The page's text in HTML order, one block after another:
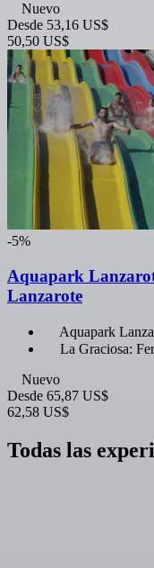
Nuevo
Desde 53,16 US$
50,50 US$
-5%
Aquapark
Lanzarote
Aquapark
La Graciosa:
Nuevo
Desde 65,87 US$
62,58 US$
Todas las